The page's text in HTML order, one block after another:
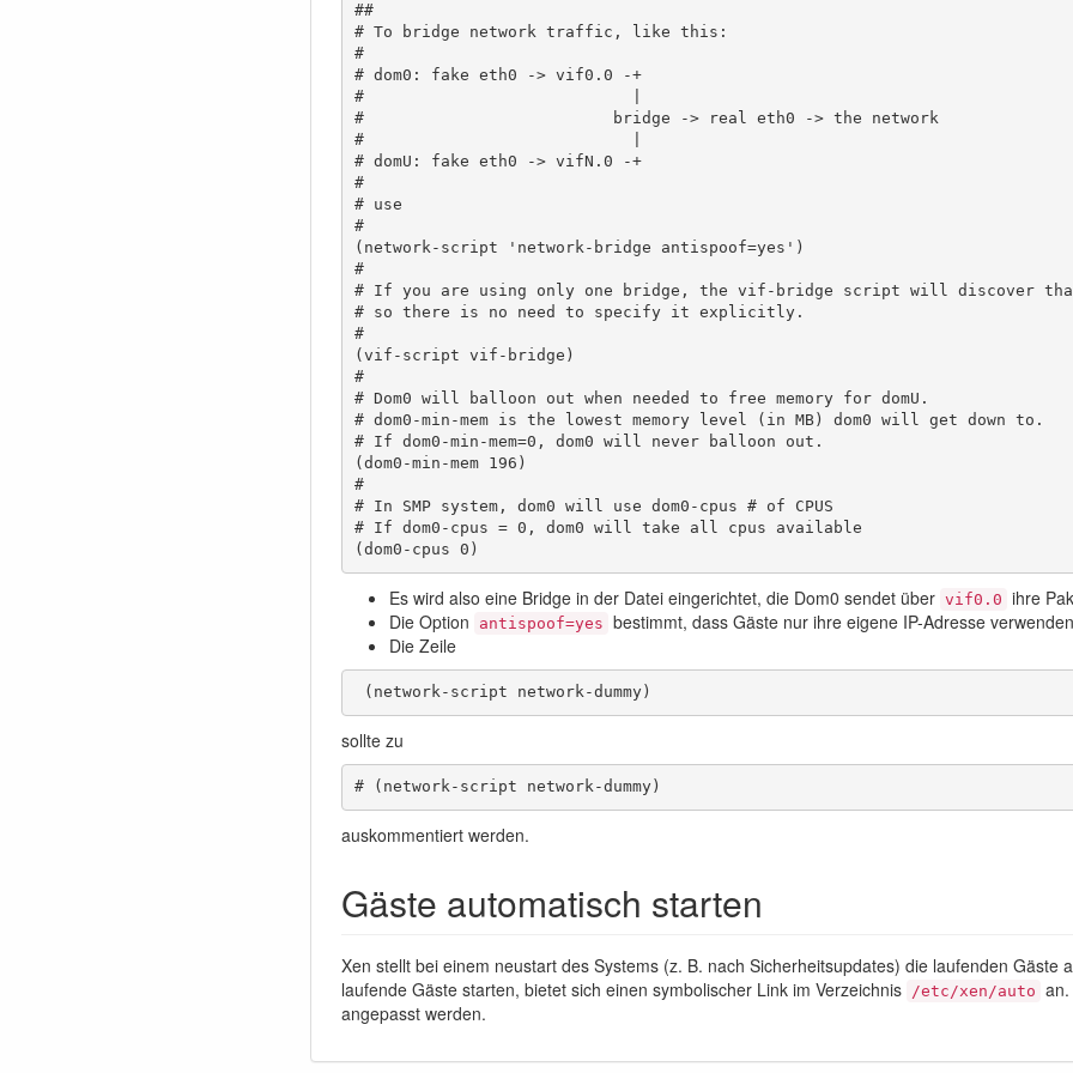
##
# To bridge network traffic, like this:
#
# dom0: fake eth0 -> vif0.0 -+
#                            |
#                          bridge -> real eth0 -> the network
#                            |
# domU: fake eth0 -> vifN.0 -+
#
# use
#
(network-script 'network-bridge antispoof=yes')
#
# If you are using only one bridge, the vif-bridge script will discover
# so there is no need to specify it explicitly.
#
(vif-script vif-bridge)
#
# Dom0 will balloon out when needed to free memory for domU.
# dom0-min-mem is the lowest memory level (in MB) dom0 will get down to.
# If dom0-min-mem=0, dom0 will never balloon out.
(dom0-min-mem 196)
#
# In SMP system, dom0 will use dom0-cpus # of CPUS
# If dom0-cpus = 0, dom0 will take all cpus available
(dom0-cpus 0)
Es wird also eine Bridge in der Datei eingerichtet, die Dom0 sendet über vif0.0 ihre
Die Option
antispoof=yes bestimmt, dass Gäste nur ihre eigene IP-Adresse
Die Zeile
(network-script network-dummy)
sollte zu
# (network-script network-dummy)
auskommentiert werden.
Gäste automatisch starten
Xen stellt bei einem neustart des Systems (z. B. nach Sicherheitsupdates) die laufenden Gäste
laufende Gäste starten, bietet sich einen symbolischer Link im Verzeichnis
/etc/xen/auto
angepasst werden.